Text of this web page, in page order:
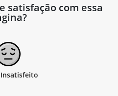
satisfação com essa